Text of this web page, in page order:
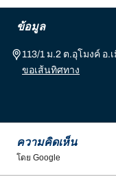
ข้อมูล
113/1 ม.2 ต.อุโมงค์ อ
ขอเส้นทิศทาง
ความคิดเห็น
โดย Google